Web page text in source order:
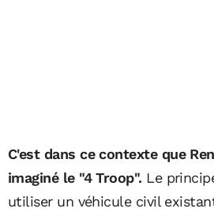
C'est dans ce contexte que
imaginé le "4 Troop". Le
utiliser un véhicule civil